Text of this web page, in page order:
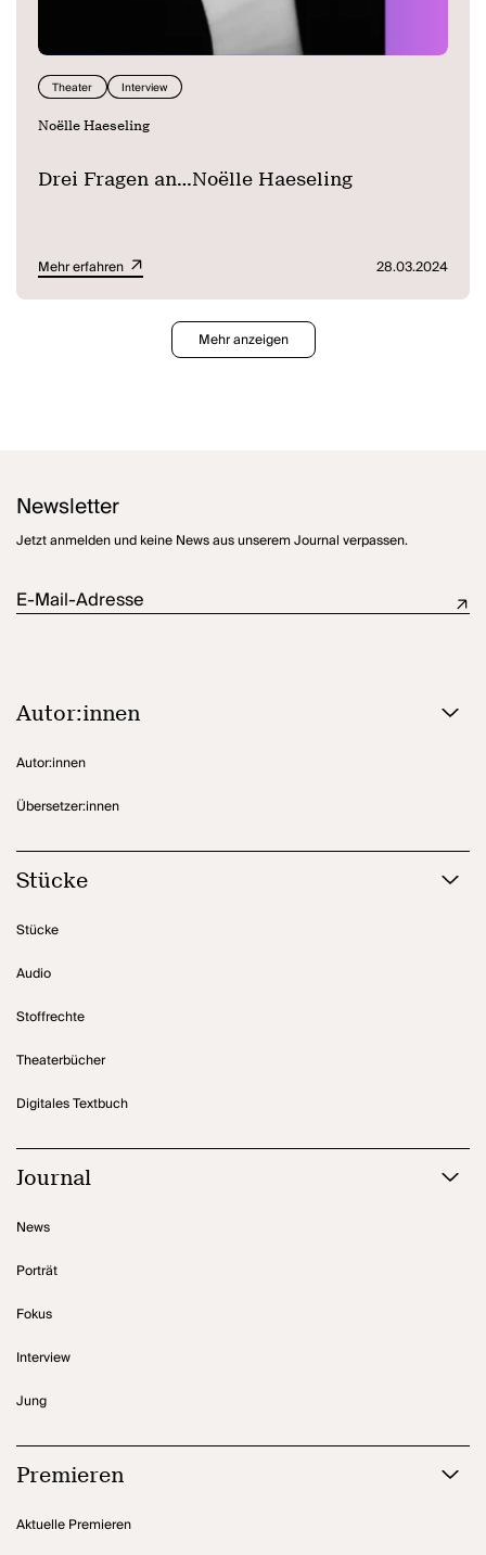
Theater Interview
Noëlle Haeseling
Drei Fragen an…Noëlle Haeseling
Mehr erfahren 28.03.2024
Mehr anzeigen
Newsletter
Jetzt anmelden und keine News aus unserem Journal verpassen.
E-Mail-Adresse
Autor:innen
Autor:innen
Übersetzer:innen
Stücke
Stücke
Audio
Stoffrechte
Theaterbücher
Digitales Textbuch
Journal
News
Porträt
Fokus
Interview
Jung
Premieren
Aktuelle Premieren